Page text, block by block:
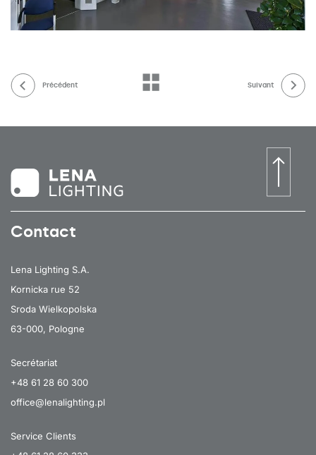
Précédent Suivant
Contact
Lena Lighting S.A.
Kornicka rue 52
Sroda Wielkopolska
63-000, Pologne
Secrétariat
+48 61 28 60 300
office@lenalighting.pl
Service Clients